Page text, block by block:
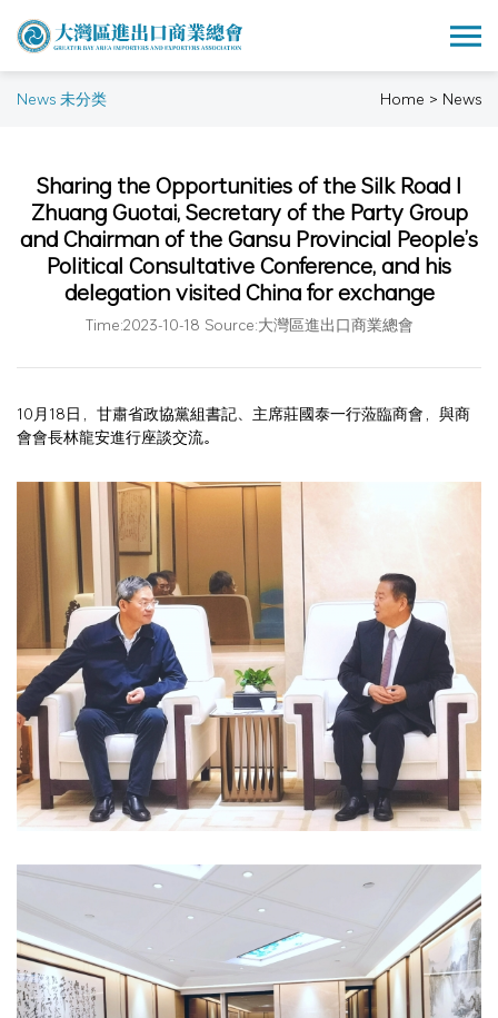
News 未分类 Home > News
Sharing the Opportunities of the Silk Road I
Zhuang Guotai, Secretary of the Party Group
and Chairman of the Gansu Provincial People’s
Political Consultative Conference, and his
delegation visited China for exchange
Time:2023-10-18 Source:大灣區進出口商業總會
10月18日，甘肅省政協黨組書記、主席莊國泰一行蒞臨商會，與商
會會長林龍安進行座談交流。